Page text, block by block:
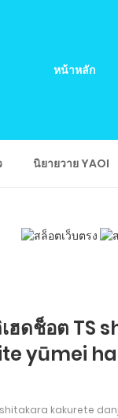
หน้าหลัก
นิยายวาย YAOI
เฮดช็อต
yūmei
shitakara